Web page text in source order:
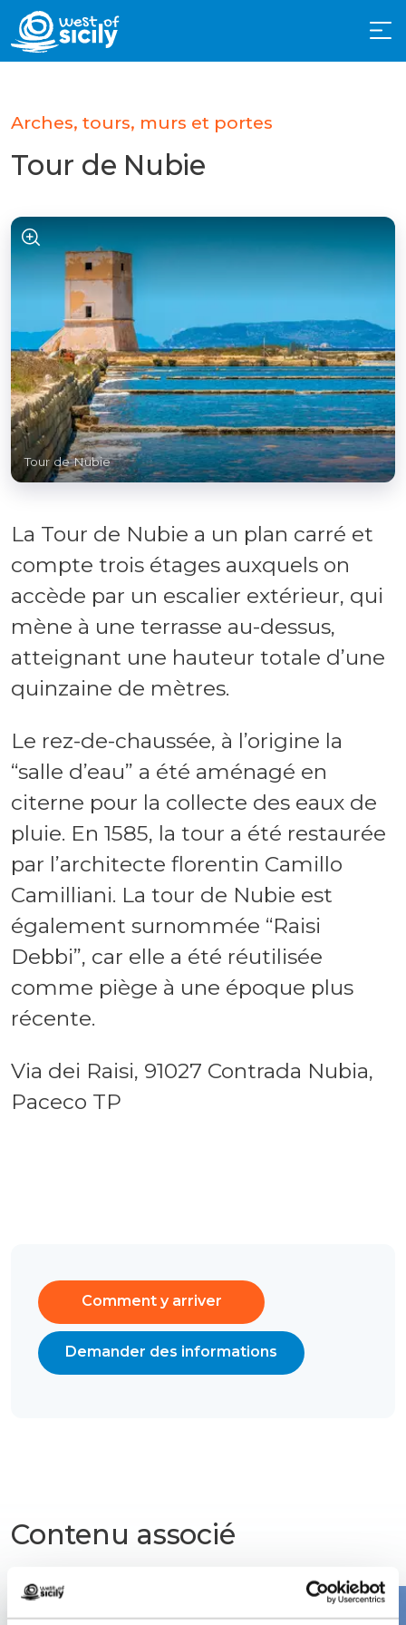
Comment y arriver
Demander des informations
Arches, tours, murs et portes
Tour de Nubie
Tour de Nubie
La Tour de Nubie a un plan carré et
compte trois étages auxquels on
accède par un escalier extérieur, qui
mène à une terrasse au-dessus,
atteignant une hauteur totale d’une
quinzaine de mètres.
Le rez-de-chaussée, à l’origine la
“salle d’eau” a été aménagé en
citerne pour la collecte des eaux de
pluie. En 1585, la tour a été restaurée
par l’architecte florentin Camillo
Camilliani. La tour de Nubie est
également surnommée “Raisi
Debbi”, car elle a été réutilisée
comme piège à une époque plus
récente.
Via dei Raisi, 91027 Contrada Nubia,
Paceco TP
Contenu associé